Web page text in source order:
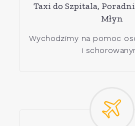
Taxi do Szpitala,
Młyn
Wychodzimy na pomoc
i